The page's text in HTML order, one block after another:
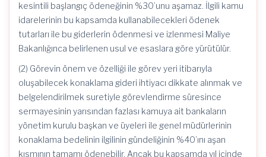
kesintili başlangıç ödeneğinin %30’unu aşamaz. İlgili kamu
idarelerinin bu kapsamda kullanabilecekleri ödenek
tutarları ile bu giderlerin ödenmesi ve izlenmesi Maliye
Bakanlığınca belirlenen usul ve esaslara göre yürütülür.
(2) Görevin önem ve özelliği ile görev yeri itibarıyla
oluşabilecek konaklama gideri ihtiyacı dikkate alınmak ve
belgelendirilmek suretiyle görevlendirme süresince
sermayesinin yarısından fazlası kamuya ait bankaların
yönetim kurulu başkan ve üyeleri ile genel müdürlerinin
konaklama bedelinin ilgilinin gündeliğinin %40’ını aşan
kısmının tamamı ödenebilir. Ancak bu kapsamda yıl içinde